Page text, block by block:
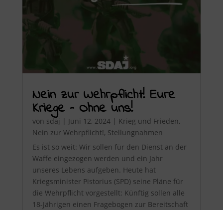
Nein zur Wehrpflicht! Eure
Kriege – Ohne uns!
von sdaj | Juni 12, 2024| Krieg und Frieden,
Nein zur Wehrpflicht!, Stellungnahmen
Es ist so weit: Wir sollen für den Dienst an der
Waffe eingezogen werden und ein Jahr
unseres Lebens aufgeben. Heute hat
Kriegsminister Pistorius (SPD) seine Pläne für
die Wehrpflicht vorgestellt: Künftig sollen alle
18-Jährigen einen Fragebogen zur Bereitschaft